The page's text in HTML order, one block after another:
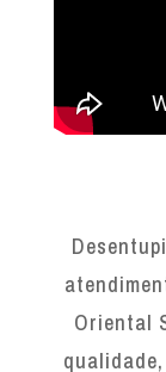
Oriental